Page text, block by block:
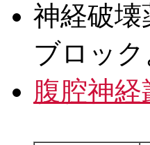
神経破
ブロッ
腹腔神経